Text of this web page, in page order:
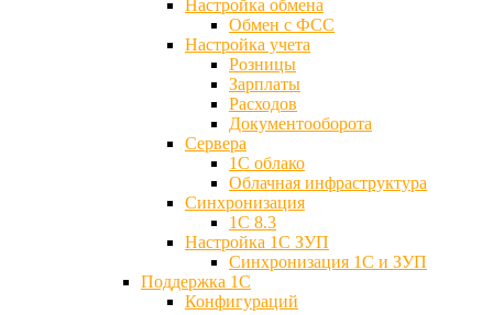
Настройка обмена
Обмен с ФСС
Настройка учета
Розницы
Зарплаты
Расходов
Документооборота
Сервера
1С облако
Облачная инфраструктура
Синхронизация
1С 8.3
Настройка 1С ЗУП
Синхронизация 1С и ЗУП
Поддержка 1С
Конфигураций